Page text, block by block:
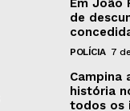
Em João
de
POLÍCIA 7
Campina
história
todos os